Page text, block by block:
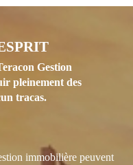
Gestion
pleinement des
tracas.
immobilière peuvent